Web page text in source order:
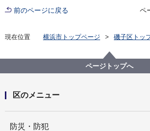
前のページに戻る ペ
現在位置 横浜市トップページ
磯子区トッ
広報よこはま磯子区版
磯子区の検診・検査・各種相談一覧
ページトップへ
区のメニュー
防災・防犯